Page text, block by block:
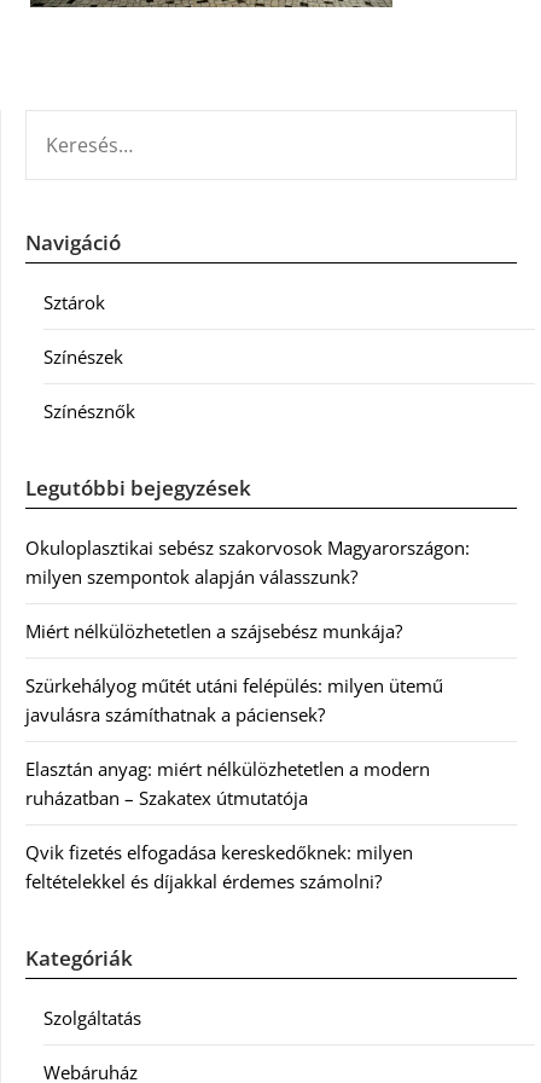
Navigáció
Sztárok
Színészek
Színésznők
Legutóbbi bejegyzések
Okuloplasztikai sebész szakorvosok Magyarországon:
milyen szempontok alapján válasszunk?
Miért nélkülözhetetlen a szájsebész munkája?
Szürkehályog műtét utáni felépülés: milyen ütemű
javulásra számíthatnak a páciensek?
Elasztán anyag: miért nélkülözhetetlen a modern
ruházatban – Szakatex útmutatója
Qvik fizetés elfogadása kereskedőknek: milyen
feltételekkel és díjakkal érdemes számolni?
Kategóriák
Szolgáltatás
Webáruház